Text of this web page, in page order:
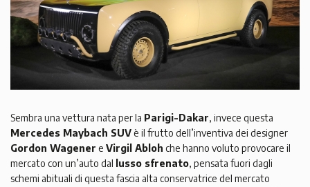
Sembra una vettura nata per la Parigi-Dakar, invece questa
Mercedes Maybach SUVè il frutto dell’inventiva dei designer
Gordon Wagener e Virgil Abloh che hanno voluto provocare il
mercato con un’auto dal lusso sfrenato, pensata fuori dagli
schemi abituali di questa fascia alta conservatrice del mercato